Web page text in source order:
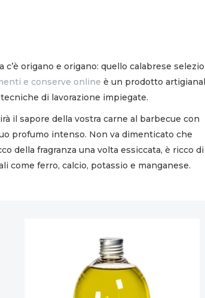
c’è origano e origano: quello calabrese
e conserve online è un prodotto
di lavorazione impiegate.
il sapore della vostra carne al barbecue con
profumo intenso. Non va dimenticato che
della fragranza una volta essiccata, è ricco di
come ferro, calcio, potassio e manganese.